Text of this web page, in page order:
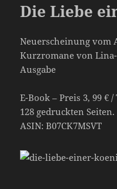
Die Liebe
Neuerscheinung vom
Kurzromane von
Ausgabe
E-Book – Preis 3, 99 €
128 gedruckten Seiten.
ASIN: B07CK7MSVT